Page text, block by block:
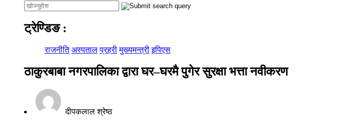
ट्रेण्डिङ :
राजनीति अस्पताल प्रहरी मुख्यमन्त्री इपिएस
ठाकुरबाबा नगरपालिका द्वारा घर–घरमै पुगेर सुरक्षा भत्ता नवीकरण
दीपकलाल श्रेष्ठ